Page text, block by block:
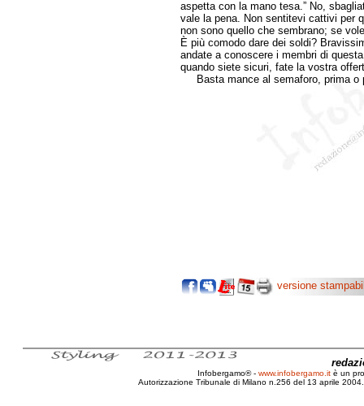
aspetta con la mano tesa.” No,
vale la pena. Non sentitevi cattivi per
non sono quello che sembrano; se
È più comodo dare dei soldi?
andate a conoscere i membri di
quando siete sicuri, fate la vostra
Basta mance al semaforo, prima o
versione
Infobergamo® - www.infobergamo.it è un
Autorizzazione Tribunale di Milano n.256 del 13 aprile